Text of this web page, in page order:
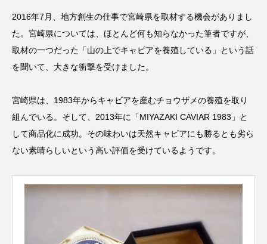
2016年7月、地方創生の仕事で宮崎県を取材する機会がありまし
た。宮崎県については、ほとんど何も知らなかった筆者ですが、
取材の一つだった「山の上でキャビアを養殖している」という話
を聞いて、大きな衝撃を受けました。
宮崎県は、1983年からキャビアを産むチョウザメの養殖を取り
組んでいる。そして、2013年に「MIYAZAKI CAVIAR 1983」と
して商品化に成功。その味わいは天然キャビアにも勝るとも劣ら
ない素晴らしいという高い評価を受けているようです。